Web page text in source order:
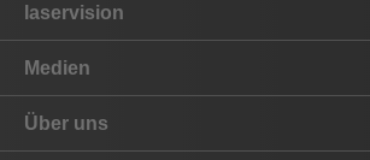
laservision
Medien
Über uns